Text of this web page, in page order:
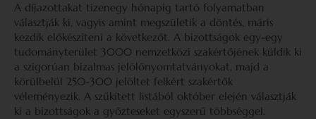
A díjazottakat tizenegy hónapig tartó folyamatban
választják ki, vagyis amint megszületik a döntés, máris
kezdik előkészíteni a következőt. A bizottságok egy-egy
tudományterület 3000 nemzetközi szakértőjének küldik ki
a szigorúan bizalmas jelölőnyomtatványokat, majd a
körülbelül 250-300 jelöltet felkért szakértők
véleményezik. A szűkített listából október elején választják
ki a bizottságok a győzteseket egyszerű többséggel.